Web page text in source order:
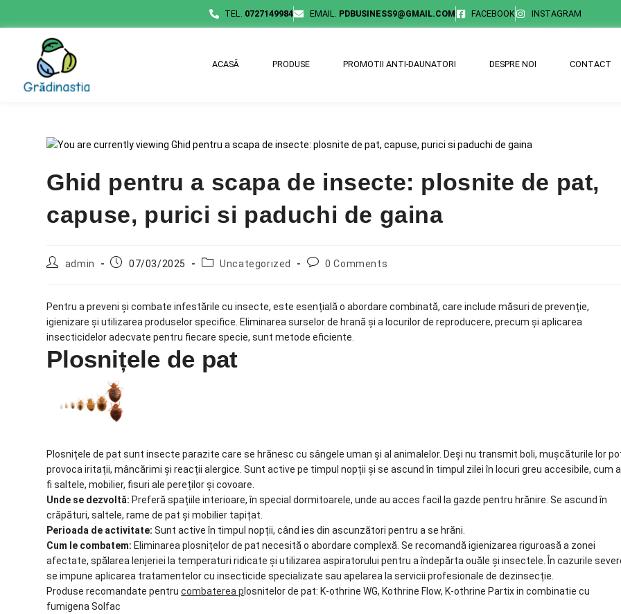
TEL. 0727149984 EMAIL. PDBUSINESS9@GMAIL.COM FACEBOOK INSTAGRAM
ACASĂ PRODUSE PROMOTII ANTI-DAUNATORI DESPRE NOI CONTACT
Ghid pentru a scapa de insecte: plosnite de pat,
capuse, purici si paduchi de gaina
admin 07/03/2025 Uncategorized 0 Comments
Pentru a preveni și combate infestările cu insecte, este esențială o abordare combinată, care include măsuri de prevenție,
igienizare și utilizarea produselor specifice. Eliminarea surselor de hrană și a locurilor de reproducere, precum și aplicarea
insecticidelor adecvate pentru fiecare specie, sunt metode eficiente.
Plosnițele de pat
Plosnițele de pat sunt insecte parazite care se hrănesc cu sângele uman și al animalelor. Deși nu transmit boli, mușcăturile lor
provoca iritații, mâncărimi și reacții alergice. Sunt active pe timpul nopții și se ascund în timpul zilei în locuri greu accesibile, cum
fi saltele, mobilier, fisuri ale pereților și covoare.
Unde se dezvoltă: Preferă spațiile interioare, în special dormitoarele, unde au acces facil la gazde pentru hrănire. Se ascund în
crăpături, saltele, rame de pat și mobilier tapițat.
Perioada de activitate: Sunt active în timpul nopții, când ies din ascunzători pentru a se hrăni.
Cum le combatem: Eliminarea plosnițelor de pat necesită o abordare complexă. Se recomandă igienizarea riguroasă a zonei
afectate, spălarea lenjeriei la temperaturi ridicate și utilizarea aspiratorului pentru a îndepărta ouăle și insectele. În cazurile
se impune aplicarea tratamentelor cu insecticide specializate sau apelarea la servicii profesionale de dezinsecție.
Produse recomandate pentrucombaterea p losnitelor de pat: K-othrine WG, Kothrine Flow, K-othrine Partix in combinatie cu
fumigena Solfac